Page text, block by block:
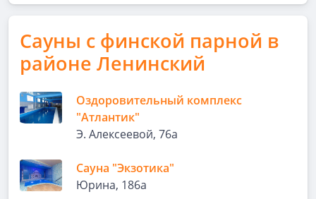
Сауны с финской парной в
районе Ленинский
Оздоровительный комплекс
"Атлантик"
Э. Алексеевой, 76а
Сауна "Экзотика"
Юрина, 186а